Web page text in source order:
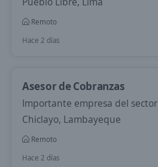
Remoto
Hace 2 días
Asesor de Cobranzas
Importante empresa del sector
Chiclayo, Lambayeque
Remoto
Hace 2 días